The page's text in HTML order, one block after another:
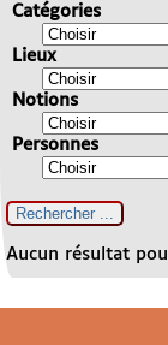
Catégories
Lieux
Notions
Personnes
Aucun résultat